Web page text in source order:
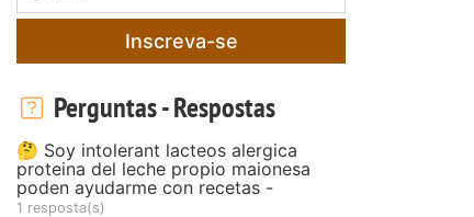
Inscreva-se
Perguntas - Respostas
🤔 Soy intolerant lacteos alergica
proteina del leche propio maionesa
poden ayudarme con recetas -
1 resposta(s)